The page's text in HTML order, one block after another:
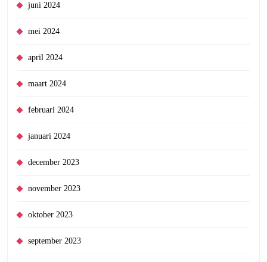
juni 2024
mei 2024
april 2024
maart 2024
februari 2024
januari 2024
december 2023
november 2023
oktober 2023
september 2023